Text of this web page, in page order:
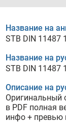
Название на
STB DIN 11487
Название на
STB DIN 11487
Описание на
Оригинальный
в PDF полная
инфо + превью